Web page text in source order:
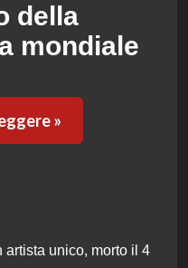
della
mondiale
»
artista unico, morto il 4